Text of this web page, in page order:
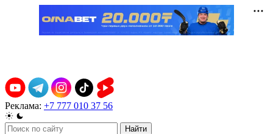
Реклама: +7 777 010 37 56
Найти